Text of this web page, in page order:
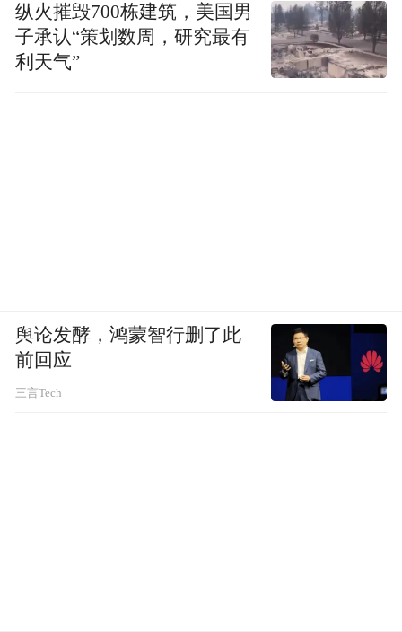
纵火摧毁700栋建筑，美国男
子承认“策划数周，研究最有
利天气”
舆论发酵，鸿蒙智行删了此
前回应
三言Tech